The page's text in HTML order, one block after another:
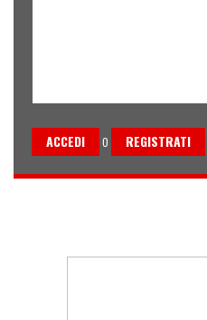
ACCEDI o REGISTRATI